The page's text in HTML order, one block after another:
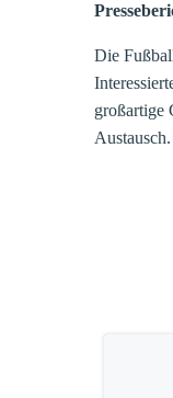
Die
großartige
Austausch.